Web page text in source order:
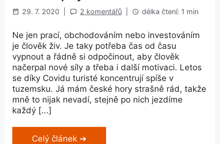
29. 7. 2020 2 komentářů délka čtení: 1 min
Ne jen prací, obchodováním nebo investováním
je člověk živ. Je taky potřeba čas od času
vypnout a řádně si odpočinout, aby člověk
načerpal nové síly a třeba i další motivaci. Letos
se díky Covidu turisté koncentrují spíše v
tuzemsku. Já mám české hory strašně rád, takže
mně to nijak nevadí, stejně po nich jezdíme
každý [...]
Celý článek